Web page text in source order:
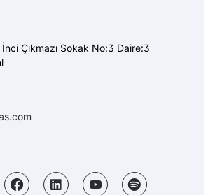
Çıkmazı Sokak No:3 Daire:3